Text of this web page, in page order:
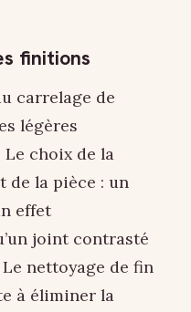
finitions
carrelage de
légères
choix de la
de la pièce : un
effet
joint contrasté
nettoyage de fin
à éliminer la